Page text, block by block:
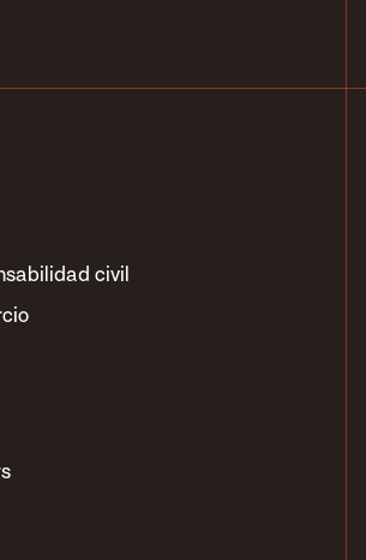
civil